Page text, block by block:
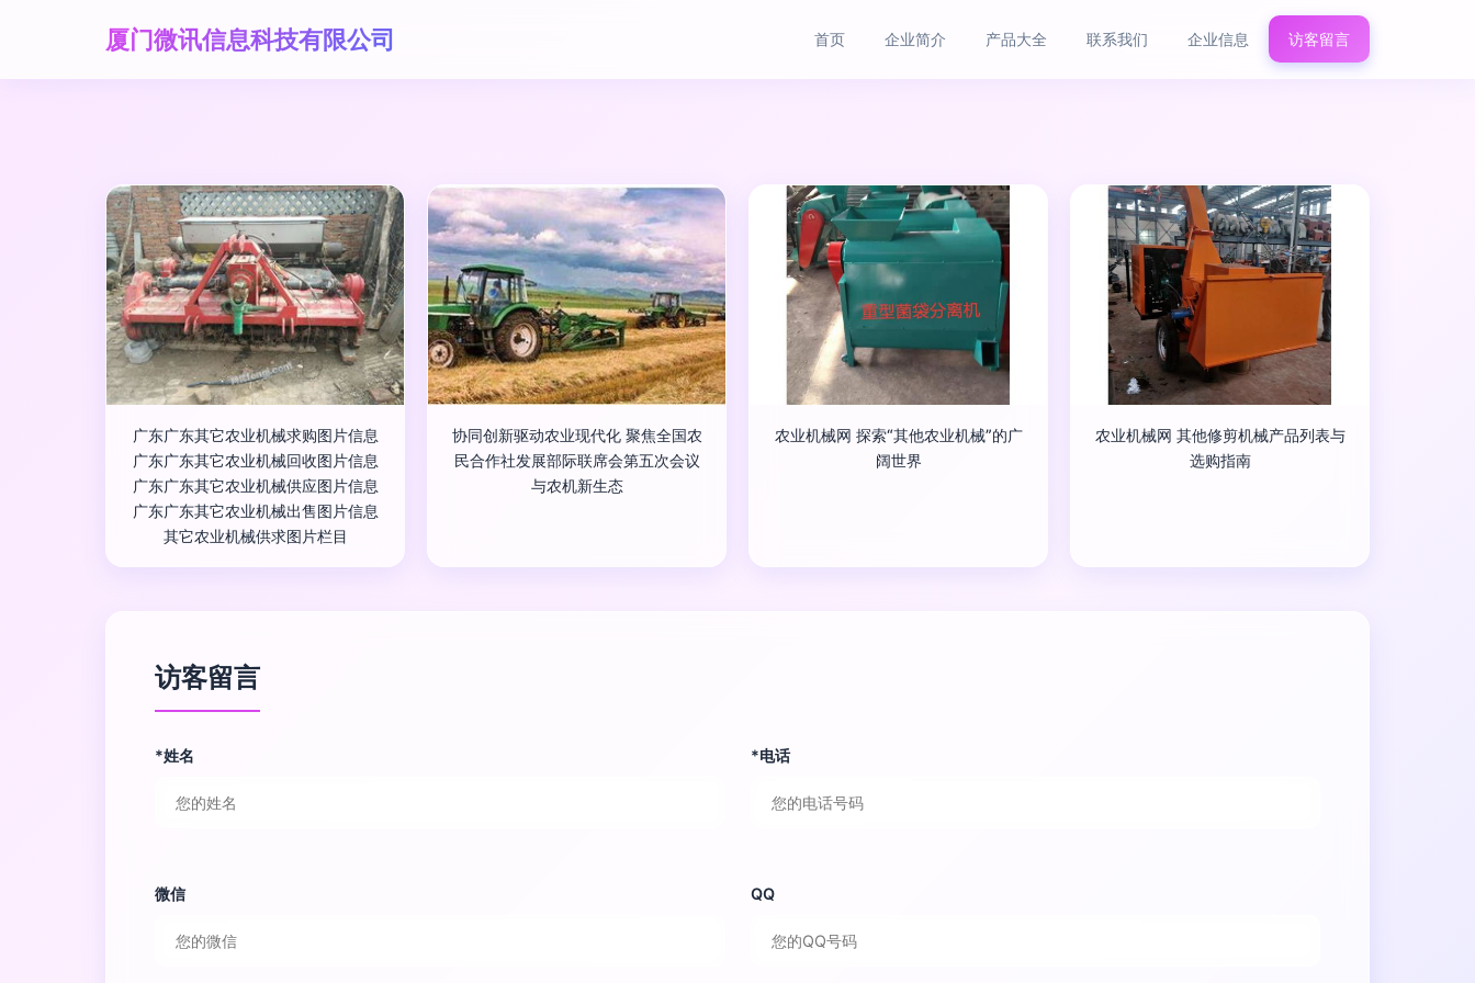
厦门微讯信息科技有限公司 首页 企业简介 产品大全 联系我们 企业信息 访客留言
广东广东其它农业机械求购图片信息
广东广东其它农业机械回收图片信息
广东广东其它农业机械供应图片信息
广东广东其它农业机械出售图片信息
其它农业机械供求图片栏目
协同创新驱动农业现代化 聚焦全国农
民合作社发展部际联席会第五次会议
与农机新生态
农业机械网 探索“其他农业机械”的广
阔世界
农业机械网 其他修剪机械产品列表与
选购指南
访客留言
*姓名 *电话
微信 QQ